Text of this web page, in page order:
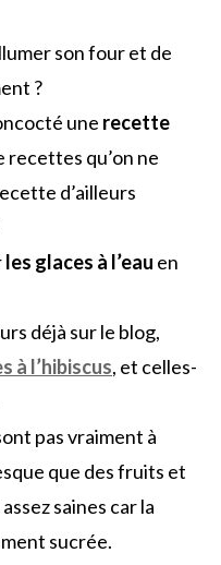
son four et de
?
une recette
recettes qu’on ne
d’ailleurs
les glaces à l’eau en
déjà sur le blog,
à l’hibiscus, et celles-
pas vraiment à
que des fruits et
saines car la
sucrée.